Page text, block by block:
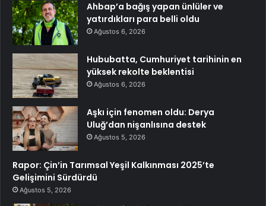
Ahbap’a bağış yapan ünlüler ve
yatırdıkları para belli oldu
Ağustos 6, 2026
Hububatta, Cumhuriyet tarihinin en
yüksek rekolte beklentisi
Ağustos 6, 2026
Aşkı için fenomen oldu: Derya
Uluğ’dan nişanlısına destek
Ağustos 5, 2026
Rapor: Çin’in Tarımsal Yeşil Kalkınması 2025’te
Gelişimini Sürdürdü
Ağustos 5, 2026